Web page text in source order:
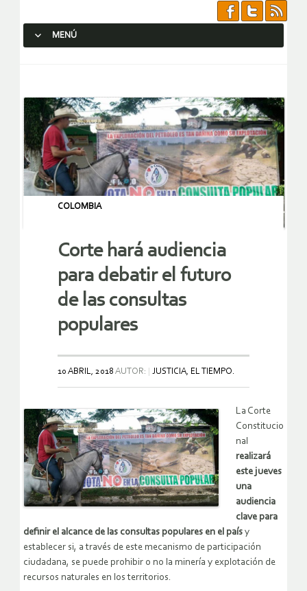
MENÚ
COLOMBIA
Corte hará audiencia
para debatir el futuro
de las consultas
populares
10 ABRIL, 2018 AUTOR: JUSTICIA, EL TIEMPO.
La Corte
Constitucio
nal
realizará
este jueves
una
audiencia
clave para
definir el alcance de las consultas populares en el país y
establecer si, a través de este mecanismo de participación
ciudadana, se puede prohibir o no la minería y explotación de
recursos naturales en los territorios.